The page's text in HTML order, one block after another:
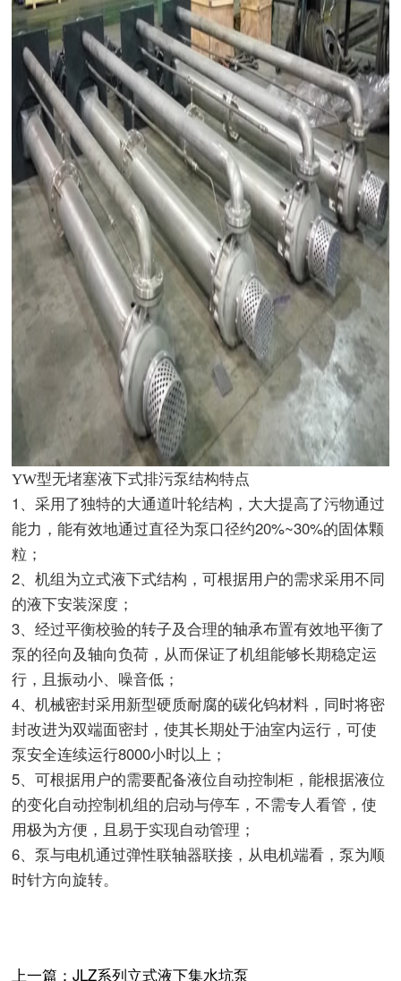
YW型无堵塞液下式排污泵结构特点
1 、采用了独特的大通道叶轮结构，大大提高了污物通过
能力，能有效地通过直径为泵口径约20%~30%的固体颗
粒；
2、机组为立式液下式结构，可根据用户的需求采用不同
的液下安装深度；
3、经过平衡校验的转子及合理的轴承布置有效地平衡了
泵的径向及轴向负荷，从而保证了机组能够长期稳定运
行，且振动小、噪音低；
4、机械密封采用新型硬质耐腐的碳化钨材料，同时将密
封改进为双端面密封，使其长期处于油室内运行，可使
泵安全连续运行8000小时以上；
5、可根据用户的需要配备液位自动控制柜，能根据液位
的变化自动控制机组的启动与停车，不需专人看管，使
用极为方便，且易于实现自动管理；
6、泵与电机通过弹性联轴器联接，从电机端看，泵为顺
时针方向旋转。
上一篇：JLZ系列立式液下集水坑泵